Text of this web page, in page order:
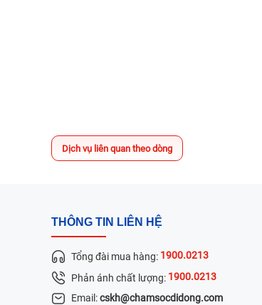
Dịch vụ liên quan theo dòng
THÔNG TIN LIÊN HỆ
Tổng đài mua hàng: 1900.0213
Phản ánh chất lượng: 1900.0213
Email:cskh@chamsocdidong.com